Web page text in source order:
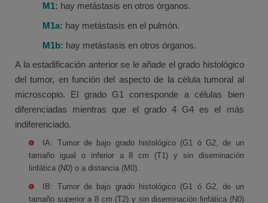
M1: hay metástasis en otros órganos.
M1a: hay metástasis en el pulmón.
M1b: hay metástasis en otros órganos.
A la estadificación anterior se le añade el grado histológico
del tumor, en función del aspecto de la célula tumoral al
microscopio. El grado G1 corresponde a células bien
diferenciadas mientras que el grado 4 G4 es el más
indiferenciado.
IA: Tumor de bajo grado histológico (G1 ó G2, de un
tamaño igual o inferior a 8 cm (T1) y sin diseminación
linfática (N0) o a distancia (M0).
IB: Tumor de bajo grado histológico (G1 ó G2, de un
tamaño superior a 8 cm (T2) y sin diseminación linfática (N0)